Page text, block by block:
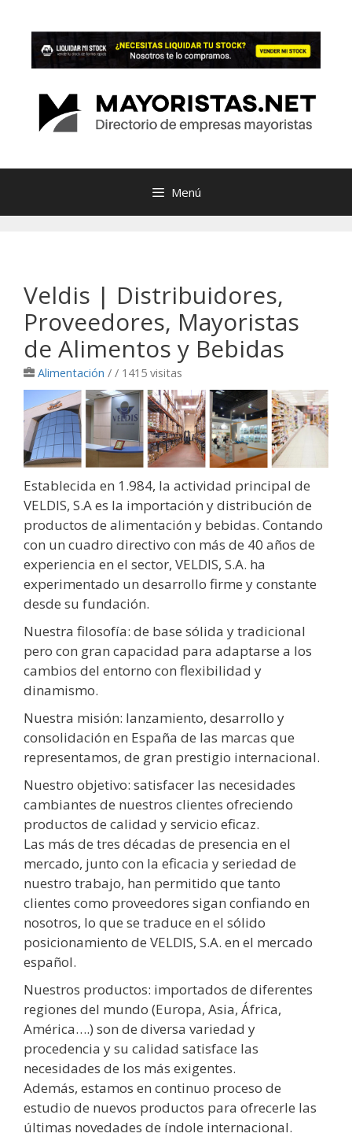
contenido
Menú
Veldis | Distribuidores,
Proveedores, Mayoristas
de Alimentos y Bebidas
Alimentación / / 1415 visitas
Establecida en 1.984, la actividad principal de
VELDIS, S.A es la importación y distribución de
productos de alimentación y bebidas. Contando
con un cuadro directivo con más de 40 años de
experiencia en el sector, VELDIS, S.A. ha
experimentado un desarrollo firme y constante
desde su fundación.
Nuestra filosofía: de base sólida y tradicional
pero con gran capacidad para adaptarse a los
cambios del entorno con flexibilidad y
dinamismo.
Nuestra misión: lanzamiento, desarrollo y
consolidación en España de las marcas que
representamos, de gran prestigio internacional.
Nuestro objetivo: satisfacer las necesidades
cambiantes de nuestros clientes ofreciendo
productos de calidad y servicio eficaz.
Las más de tres décadas de presencia en el
mercado, junto con la eficacia y seriedad de
nuestro trabajo, han permitido que tanto
clientes como proveedores sigan confiando en
nosotros, lo que se traduce en el sólido
posicionamiento de VELDIS, S.A. en el mercado
español.
Nuestros productos: importados de diferentes
regiones del mundo (Europa, Asia, África,
América….) son de diversa variedad y
procedencia y su calidad satisface las
necesidades de los más exigentes.
Además, estamos en continuo proceso de
estudio de nuevos productos para ofrecerle las
últimas novedades de índole internacional.